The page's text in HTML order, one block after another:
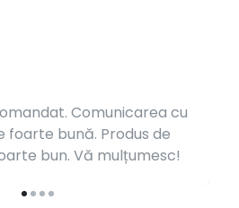
Comunicarea cu
foarte bună. Produs de
bun. Vă mulțumesc!